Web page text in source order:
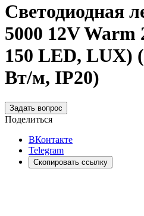
Светодиодная
5000 12V Warm
150 LED, LUX)
Вт/м, IP20)
Задать вопрос
Поделиться
ВКонтакте
Telegram
Скопировать ссылку